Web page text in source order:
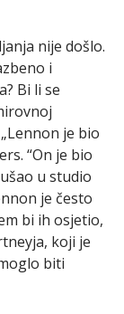
nije došlo.
i
Bi li se
je bio
“On je bio
u studio
je često
bi ih osjetio,
koji je
biti